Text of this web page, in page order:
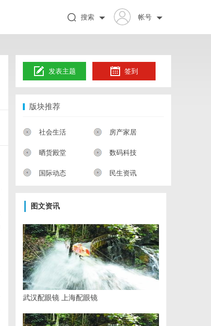
帐号
搜索
发表主题 签到
版块推荐
社会生活 房产家居
晒货殿堂 数码科技
国际动态 民生资讯
图文资讯
武汉配眼镜 上海配眼镜